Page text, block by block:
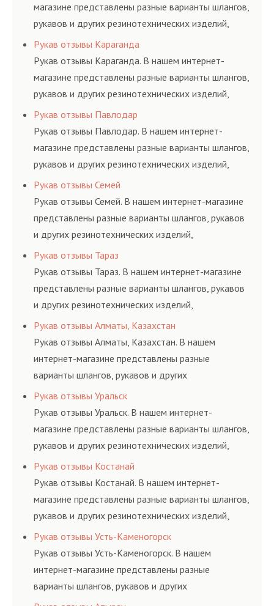
магазине представлены разные варианты шлангов,
рукавов и других резинотехнических изделий,
соответствующих ГОСТам, техническим условиям
и нормативам.
Рукав отзывы Караганда
Рукав отзывы Караганда. В нашем интернет-
магазине представлены разные варианты шлангов,
рукавов и других резинотехнических изделий,
соответствующих ГОСТам, техническим условиям
и нормативам.
Рукав отзывы Павлодар
Рукав отзывы Павлодар. В нашем интернет-
магазине представлены разные варианты шлангов,
рукавов и других резинотехнических изделий,
соответствующих ГОСТам, техническим условиям
и нормативам.
Рукав отзывы Семей
Рукав отзывы Семей. В нашем интернет-магазине
представлены разные варианты шлангов, рукавов
и других резинотехнических изделий,
соответствующих ГОСТам, техническим условиям
и нормативам.
Рукав отзывы Тараз
Рукав отзывы Тараз. В нашем интернет-магазине
представлены разные варианты шлангов, рукавов
и других резинотехнических изделий,
соответствующих ГОСТам, техническим условиям
и нормативам.
Рукав отзывы Алматы, Казахстан
Рукав отзывы Алматы, Казахстан. В нашем
интернет-магазине представлены разные
варианты шлангов, рукавов и других
резинотехнических изделий, соответствующих
ГОСТам, техническим условиям и нормативам.
Рукав отзывы Уральск
Рукав отзывы Уральск. В нашем интернет-
магазине представлены разные варианты шлангов,
рукавов и других резинотехнических изделий,
соответствующих ГОСТам, техническим условиям
и нормативам.
Рукав отзывы Костанай
Рукав отзывы Костанай. В нашем интернет-
магазине представлены разные варианты шлангов,
рукавов и других резинотехнических изделий,
соответствующих ГОСТам, техническим условиям
и нормативам.
Рукав отзывы Усть-Каменогорск
Рукав отзывы Усть-Каменогорск. В нашем
интернет-магазине представлены разные
варианты шлангов, рукавов и других
резинотехнических изделий, соответствующих